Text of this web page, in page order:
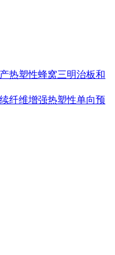
热塑性蜂窝三明治板和
纤维增强热塑性单向预